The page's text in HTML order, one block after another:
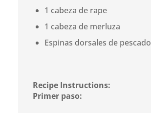
1 cabeza de rape
1 cabeza de merluza
Espinas dorsales de pescado
Recipe Instructions:
Primer paso: